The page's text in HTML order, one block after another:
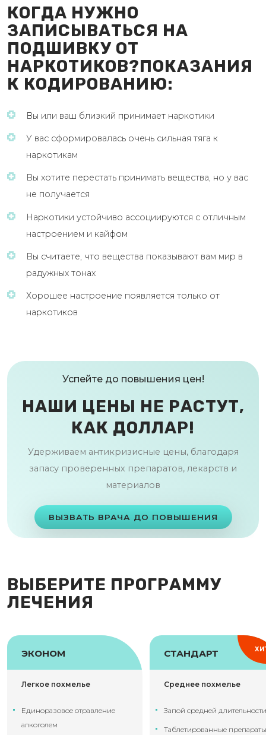
КОГДА НУЖНО
ЗАПИСЫВАТЬСЯ НА
ПОДШИВКУ ОТ
НАРКОТИКОВ?ПОКАЗАНИЯ
К КОДИРОВАНИЮ:
Вы или ваш близкий принимает наркотики
У вас сформировалась очень сильная тяга к
наркотикам
Вы хотите перестать принимать вещества, но у вас
не получается
Наркотики устойчиво ассоциируются с отличным
настроением и кайфом
Вы считаете, что вещества показывают вам мир в
радужных тонах
Хорошее настроение появляется только от
наркотиков
Успейте до повышения цен!
НАШИ ЦЕНЫ НЕ РАСТУТ,
КАК ДОЛЛАР!
Удерживаем антикризисные цены, благодаря
запасу проверенных препаратов, лекарств и
материалов
ВЫЗВАТЬ ВРАЧА ДО ПОВЫШЕНИЯ
ВЫБЕРИТЕ ПРОГРАММУ
ЛЕЧЕНИЯ
ЭКОНОМ
Легкое похмелье
Единоразовое отравление
алкоголем
СТАНДАРТ
Среднее похмелье
Запой средней длительности
Таблетированные препараты